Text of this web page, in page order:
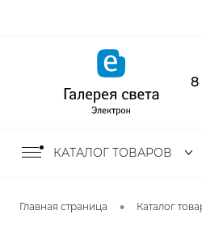
8
КАТАЛОГ ТОВАРОВ
Главная страница • Каталог